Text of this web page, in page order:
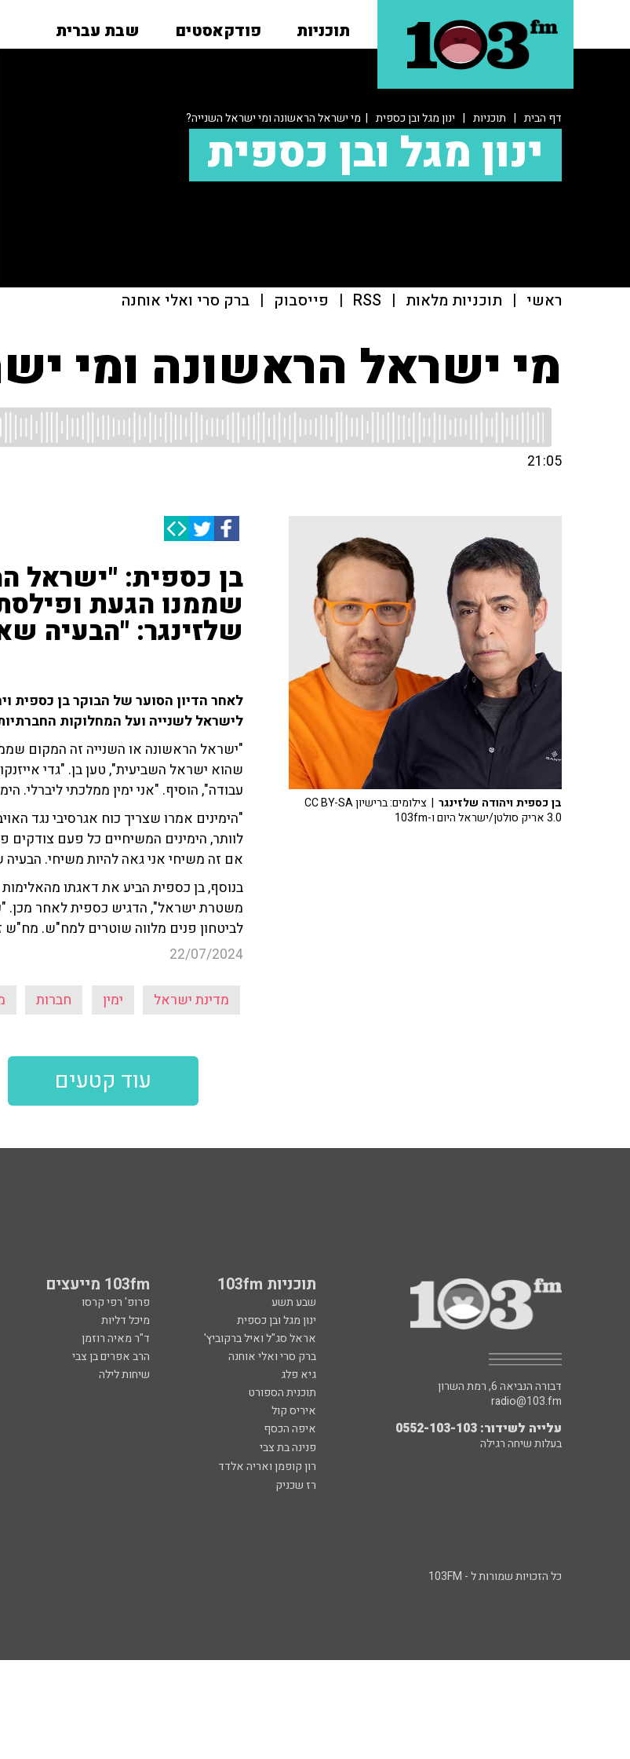
תוכניות פודקאסטים שבת עברית
דף הבית | תוכניות | ינון מגל ובן כספית | מי ישראל הראשונה ומי ישראל השנייה?
ינון מגל ובן כספית
ראשי | תוכניות מלאות |
RSS
| פייסבוק | ברק סרי ואלי אוחנה
מי ישראל הראשונה ומי
21:05
בן כספית: "ישראל
שממנו הגעת
שלזינגר: "הבעיה
לאחר הדיון הסוער של הבוקר בן כספית
לישראל לשנייה ועל המחלוקות
"ישראל הראשונה או השנייה זה המקום
שהוא ישראל השביעית", טען בן. "גדי
עבודה", הוסיף. "אני ימין ממלכתי ליברלי.
"הימינים אמרו שצריך כוח אגרסיבי נגד
לוותר, הימינים המשיחיים כל פעם
אם זה משיחי אני גאה להיות משיחי. הבעיה
בנוסף, בן כספית הביע את דאגתו
משטרת ישראל", הדגיש כספית לאחר מכן.
לביטחון פנים מלווה שוטרים למח"ש.
22/07/2024
מדינת ישראל ימין חברות
בן כספית ויהודה שלזינגר
| צילומים: ברישיון CC BY-SA
3.0 אריק סולטן/ישראל היום ו-103fm
עוד קטעים
תוכניות 103fm 103fm מייעצים
שבע תשע פרופ' רפי קרסו
ינון מגל ובן כספית
מיכל דליות
אראל סג"ל ואיל ברקוביץ'
ד"ר מאיה רוזמן
ברק סרי ואלי אוחנה
הרב אפרים בן צבי
גיא פלג
שיחות לילה
תוכנית הספורט
איריס קול
איפה הכסף
פנינה בת צבי
רון קופמן ואריה אלדד
רז שכניק
דבורה הנביאה 6, רמת השרון
radio@103.fm
עלייה לשידור: 0552-103-103
בעלות שיחה רגילה
כל הזכויות שמורות ל - 103FM